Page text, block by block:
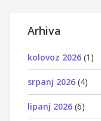
Arhiva
kolovoz 2026 (1)
srpanj 2026 (4)
lipanj 2026 (6)